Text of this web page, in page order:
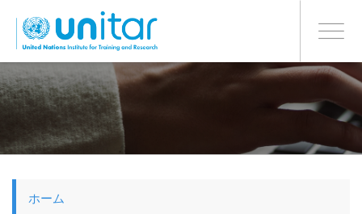
イ
ン
テ
Toggle
日本語BONN OFFICE
ホーム